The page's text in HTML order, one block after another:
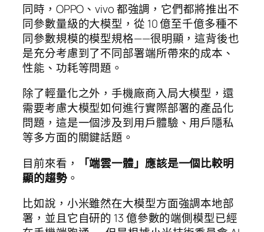
同時，OPPO、vivo 都強調，它們都將推出不
同參數量級的大模型，從 10 億至千億多種不
同參數規模的模型規格——很明顯，這背後也
是充分考慮到了不同部署端所帶來的成本、
性能、功耗等問題。
除了輕量化之外，手機廠商入局大模型，還
需要考慮大模型如何進行實際部署的產品化
問題，這是一個涉及到用戶體驗、用戶隱私
等多方面的關鍵話題。
目前來看，
「端雲一體」應該是一個比較明
顯的趨勢。
比如說，小米雖然在大模型方面強調本地部
署，並且它自研的 13 億參數的端側模型已經